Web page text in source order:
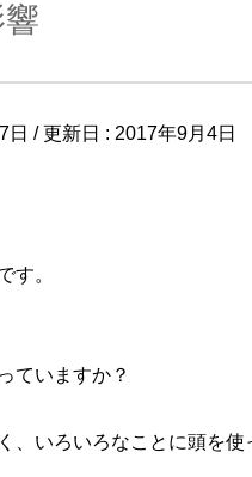
日 / 更新日 : 2017年9月4日
す。
ていますか？
、いろいろなことに頭を使